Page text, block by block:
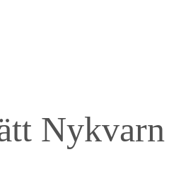
Nykvarn